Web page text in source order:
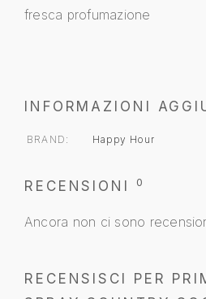
fresca profumazione
INFORMAZIONI
BRAND Happy Hour
RECENSIONI 0
Ancora non ci sono
RECENSISCI PER